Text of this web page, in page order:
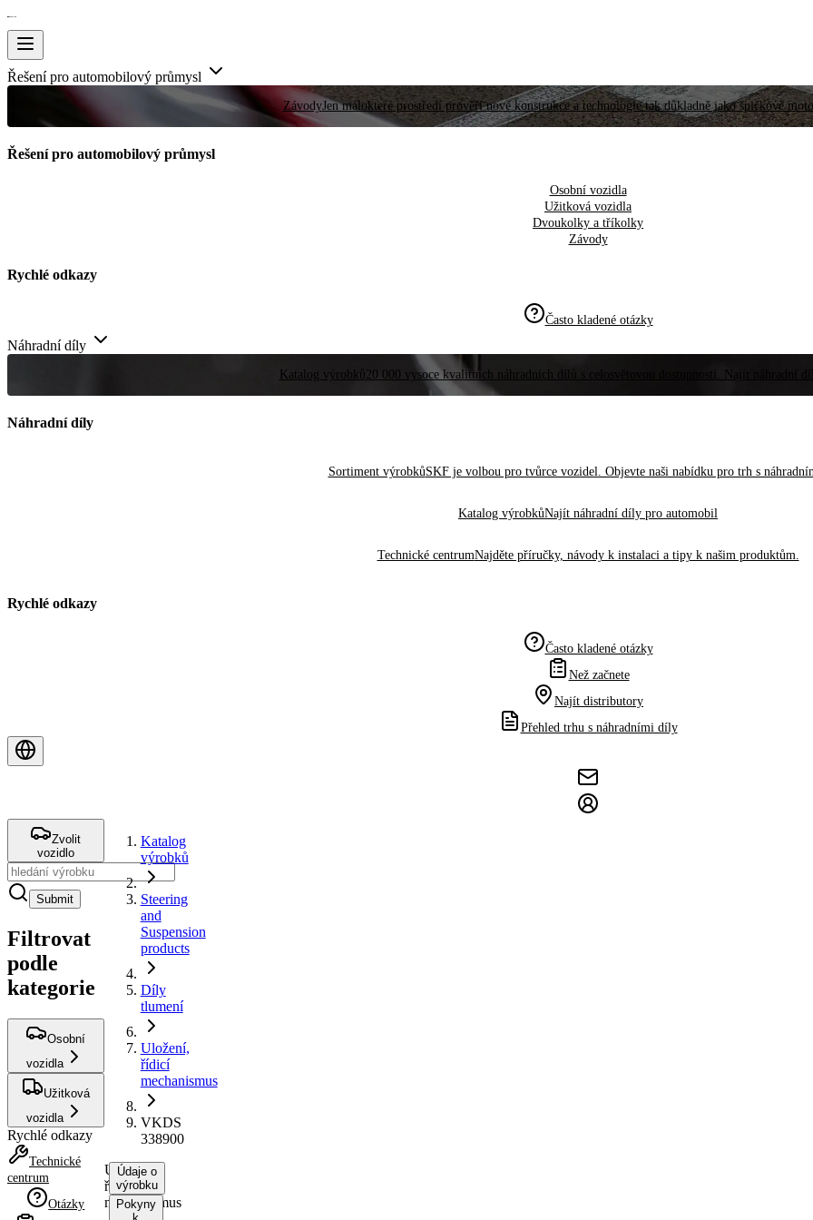
Řešení pro automobilový průmysl
ZávodyJen málokteré prostředí prověří nové konstrukce a technologie tak důkladně jako špičkové
Řešení pro automobilový průmysl
Osobní vozidla
Užitková vozidla
Dvoukolky a tříkolky
Závody
Rychlé odkazy
Často kladené otázky
Náhradní díly
Katalog výrobků20 000 vysoce kvalitních náhradních dílů s celosvětovou dostupností. Najít náhradní
Náhradní díly
Sortiment výrobkůSKF je volbou pro tvůrce vozidel. Objevte naši nabídku pro trh s
Katalog výrobkůNajít náhradní díly pro automobil
Technické centrumNajděte příručky, návody k instalaci a tipy k našim produktům.
Rychlé odkazy
Často kladené otázky
Než začnete
Najít distributory
Přehled trhu s náhradními díly
Zvolit
vozidlo
Submit
Filtrovat
podle
kategorie
Osobní
vozidla
Užitková
vozidla
Rychlé odkazy
Technické
centrum
Otázky
Katalog
výrobků
Steering
and
Suspension
products
Díly
tlumení
Uložení,
řídicí
mechanismus
VKDS
338900
Uložení,
řídicí
mechanismus
Údaje o
výrobku
Pokyny